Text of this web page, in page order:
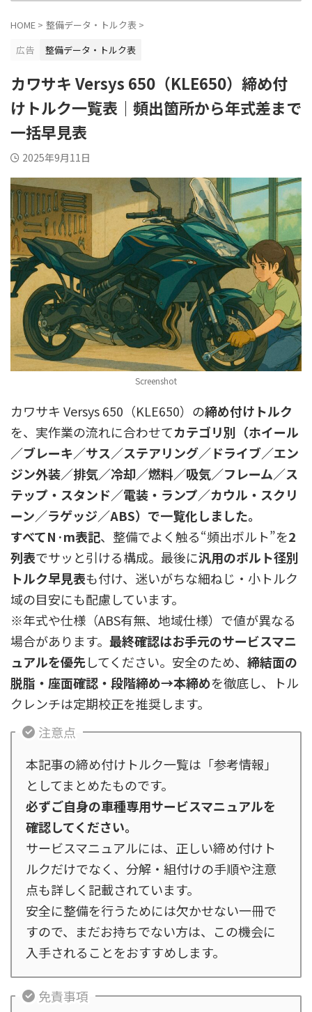
HOME > 整備データ・トルク表 >
広告
整備データ・トルク表
カワサキ Versys 650（KLE650）締め付
けトルク一覧表｜頻出箇所から年式差まで
一括早見表
2025年9月11日
Screenshot
カワサキ Versys 650（KLE650）の締め付けトルク
を、実作業の流れに合わせてカテゴリ別（ホイール
／ブレーキ／サス／ステアリング／ドライブ／エン
ジン外装／排気／冷却／燃料／吸気／フレーム／ス
テップ・スタンド／電装・ランプ／カウル・スクリ
ーン／ラゲッジ／ABS） で一覧化しました。
すべてN·m表記、整備でよく触る“頻出ボルト”を2
列表でサッと引ける構成。最後に汎用のボルト径別
トルク早見表も付け、迷いがちな細ねじ・小トルク
域の目安にも配慮しています。
※年式や仕様（ABS有無、地域仕様）で値が異なる
場合があります。 最終確認はお手元のサービスマニ
ュアルを優先してください。安全のため、 締結面の
脱脂・座面確認・段階締め→本締めを徹底し、トル
クレンチは定期校正を推奨します。
注意点
本記事の締め付けトルク一覧は「参考情報」
としてまとめたものです。
必ずご自身の車種専用サービスマニュアルを
確認してください。
サービスマニュアルには、正しい締め付けト
ルクだけでなく、分解・組付けの手順や注意
点も詳しく記載されています。
安全に整備を行うためには欠かせない一冊で
すので、まだお持ちでない方は、この機会に
入手されることをおすすめします。
免責事項